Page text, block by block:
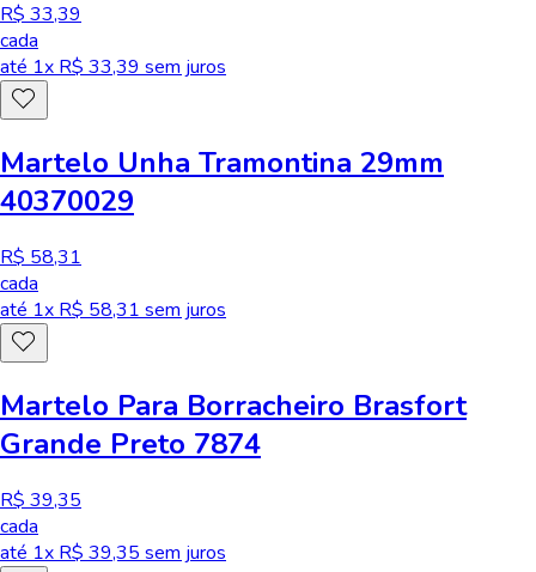
R$ 33,39
cada
até1x R$33,39sem juros
Martelo Unha Tramontina 29mm
40370029
R$ 58,31
cada
até 1x R$ 58,31 sem juros
Martelo Para Borracheiro Brasfort
Grande Preto 7874
R$ 39,35
cada
até 1x R$ 39,35 sem juros